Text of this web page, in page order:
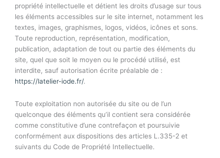
propriété intellectuelle et détient les droits d’usage sur tous
les éléments accessibles sur le site internet, notamment les
textes, images, graphismes, logos, vidéos, icônes et sons.
Toute reproduction, représentation, modification,
publication, adaptation de tout ou partie des éléments du
site, quel que soit le moyen ou le procédé utilisé, est
interdite, sauf autorisation écrite préalable de :
https://latelier-iode.fr/.
Toute exploitation non autorisée du site ou de l’un
quelconque des éléments qu’il contient sera considérée
comme constitutive d’une contrefaçon et poursuivie
conformément aux dispositions des articles L.335-2 et
suivants du Code de Propriété Intellectuelle.